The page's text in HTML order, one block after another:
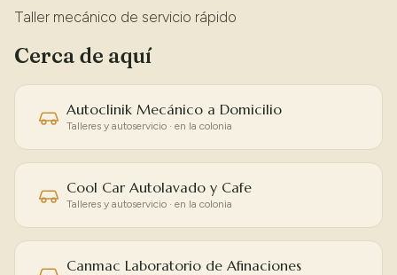
Taller mecánico de servicio rápido
Cerca de aquí
Autoclinik Mecánico a Domicilio
Talleres y autoservicio · en la colonia
Cool Car Autolavado y Cafe
Talleres y autoservicio · en la colonia
Canmac Laboratorio de Afinaciones